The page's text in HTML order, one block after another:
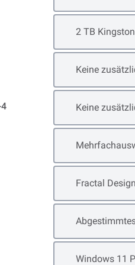
2 TB
Open item
Keine
Open item
Keine
Open item
Open item
Fractal
Open item
Open item
Windows 11
Open item